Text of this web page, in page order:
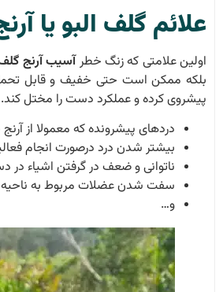
علائم گلف البو یا
اولین علامتی که زنگ خطرآسیب آرنج گلف
بلکه ممکن است حتی خفیف و قابل
پیشروی کرده و عملکرد دست را مختل کند.
دردهای پیشرونده که معمولا از
بیشتر شدن درد درصورت انجام
ناتوانی و ضعف در گرفتن اشیاء در
سفت شدن عضلات مربوط به ناحیه
و…